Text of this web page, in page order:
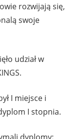
rozwijają się,
swoje
udział w
I miejsce i
I stopnia.